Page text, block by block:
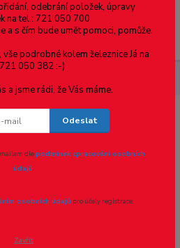
Menu
3ks v balení
odebrání položek, úpravy
na tel.: 721 050 700
a s čím bude umět pomoci, pomůže.
podrobné kolem železnice Já na
050 382 :-)
a jsme rádi, že Vás máme.
Odeslat
dlepodmínek zpracování osobních
údajů.
osobních údajů pro účely registrace.
Zavřít